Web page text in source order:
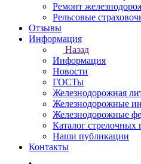
Ремонт
Рельсовые
Отзывы
Информация
Назад
Информация
Новости
ГОСТы
Железнодорожная
Железнодорожные
Железнодорожные
Каталог стрелочных
Наши публикации
Контакты